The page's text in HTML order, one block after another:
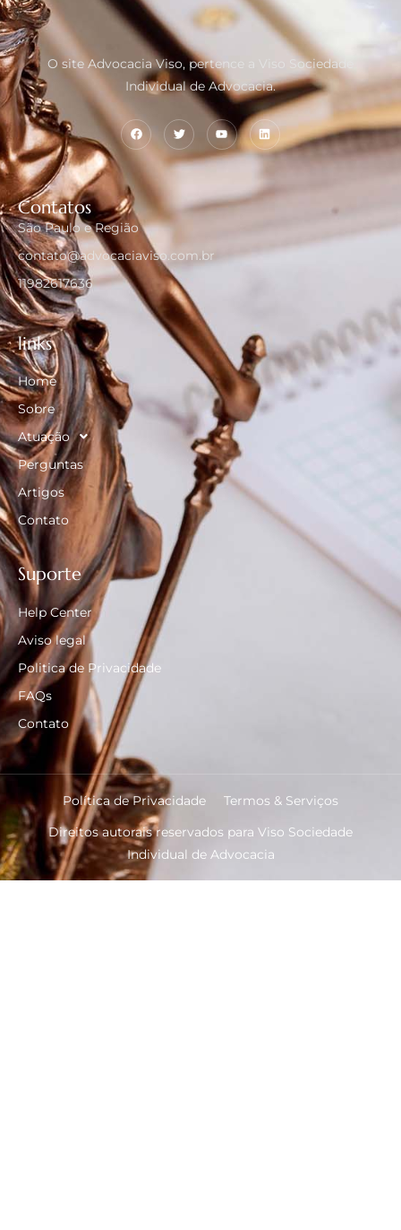
O site Advocacia Viso, pertence a Viso Sociedade
Individual de Advocacia.
Contatos
São Paulo e Região
contato@advocaciaviso.com.br
11982617636
links
Home
Sobre
Atuação
Perguntas
Artigos
Contato
Suporte
Help Center
Aviso legal
Politica de Privacidade
FAQs
Contato
Direitos autorais reservados para Viso Sociedade
Individual de Advocacia
Política de Privacidade Termos & Serviços